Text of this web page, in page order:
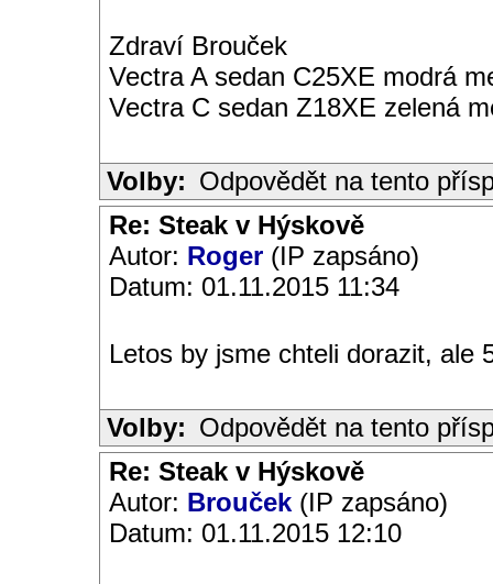
Zdraví Brouček
Vectra A sedan C25XE modrá
Vectra C sedan Z18XE zelená
Volby: Odpovědět na tento
Re: Steak v Hýskově
Autor: Roger (IP zapsáno)
Datum: 01.11.2015 11:34
Letos by jsme chteli dorazit, ale
Volby: Odpovědět na tento
Re: Steak v Hýskově
Autor: Brouček (IP zapsáno)
Datum: 01.11.2015 12:10